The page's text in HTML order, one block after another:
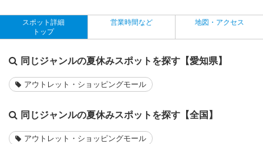
スポット詳細
トップ
営業時間など 地図・アクセス
同じジャンルの夏休みスポットを探す【愛知県】
アウトレット・ショッピングモール
同じジャンルの夏休みスポットを探す【全国】
アウトレット・ショッピングモール